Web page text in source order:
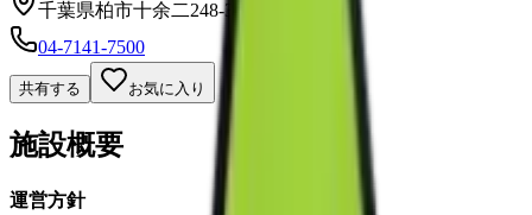
千葉県柏市十余二248-36
04-7141-7500
共有する お気に入り
施設概要
運営方針